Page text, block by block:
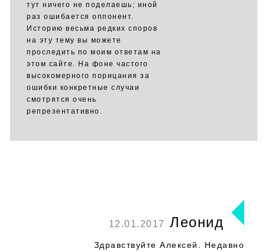
тут ничего не поделаешь; иной
раз ошибается оппонент.
Историю весьма редких споров
на эту тему вы можете
проследить по моим ответам на
этом сайте. На фоне частого
высокомерного порицания за
ошибки конкретные случаи
смотрятся очень
репрезентативно.
12.01.2017 Леонид
Здравствуйте Алексей. Недавно